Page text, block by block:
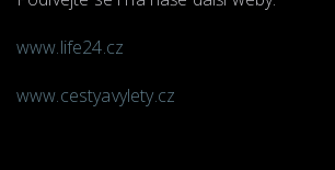
www.life24.cz
www.cestyavylety.cz